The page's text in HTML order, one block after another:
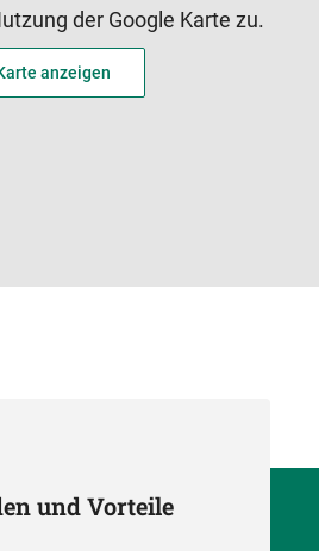
der Google Karte zu.
anzeigen
und Vorteile